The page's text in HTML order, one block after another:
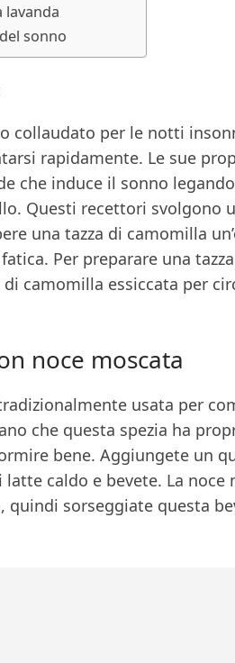
lavanda
sonno
collaudato per le notti
rapidamente. Le sue
che induce il sonno
Questi recettori svolgono
una tazza di camomilla
Per preparare una
camomilla essiccata per
noce moscata
usata per
che questa spezia ha
bene. Aggiungete un
caldo e bevete. La
quindi sorseggiate questa